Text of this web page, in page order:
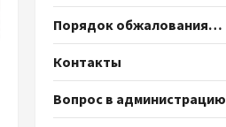
Порядок обжалования…
Контакты
Вопрос в администрацию